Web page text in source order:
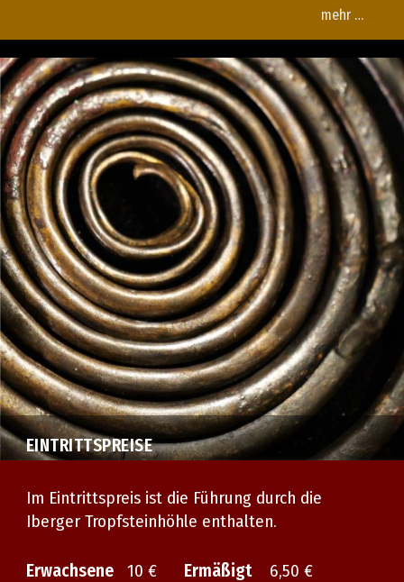
mehr …
EINTRITTSPREISE
Im Eintrittspreis ist die Führung durch die
Iberger Tropfsteinhöhle enthalten.
Erwachsene10 € Ermäßigt 6,50 €